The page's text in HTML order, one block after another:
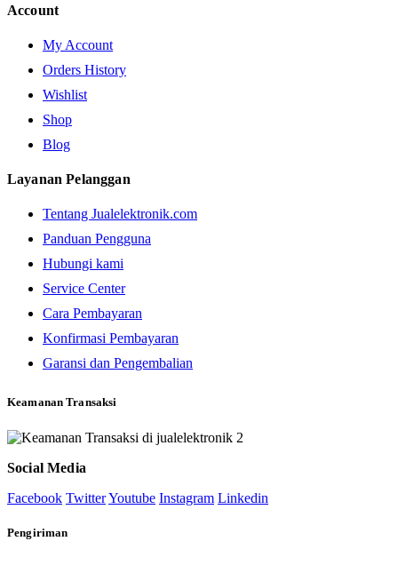
Account
My Account
Orders History
Wishlist
Shop
Blog
Layanan Pelanggan
Tentang Jualelektronik.com
Panduan Pengguna
Hubungi kami
Service Center
Cara Pembayaran
Konfirmasi Pembayaran
Garansi dan Pengembalian
Keamanan Transaksi
Social Media
Facebook TwitterYoutube Instagram Linkedin
Pengiriman